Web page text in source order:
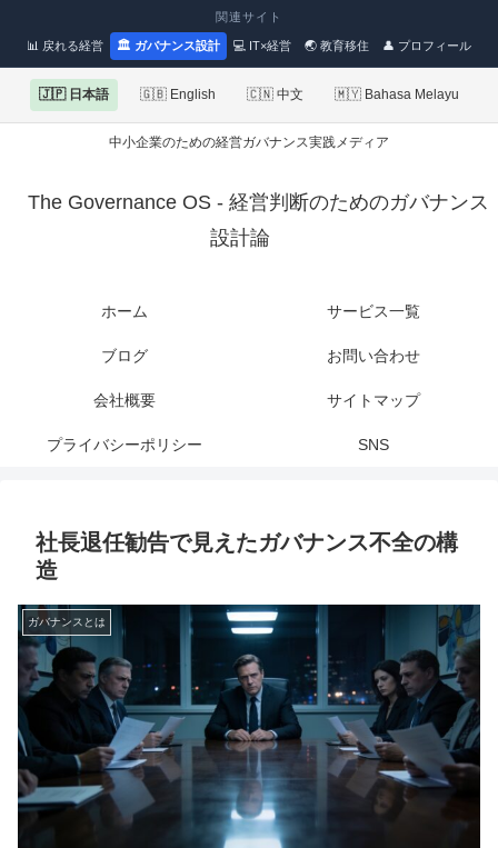
関連サイト
📊 戻れる経営 🏛 ガバナンス設計 💻 IT×経営 🌏 教育移住 👤 プロフィール
🇯🇵 日本語 🇬🇧 English 🇨🇳 中文 🇲🇾 Bahasa Melayu
中小企業のための経営ガバナンス実践メディア
The Governance OS - 経営判断のためのガバナンス
設計論
ホーム サービス一覧
ブログ お問い合わせ
会社概要 サイトマップ
プライバシーポリシー SNS
社長退任勧告で見えたガバナンス不全の構
造
ガバナンスとは